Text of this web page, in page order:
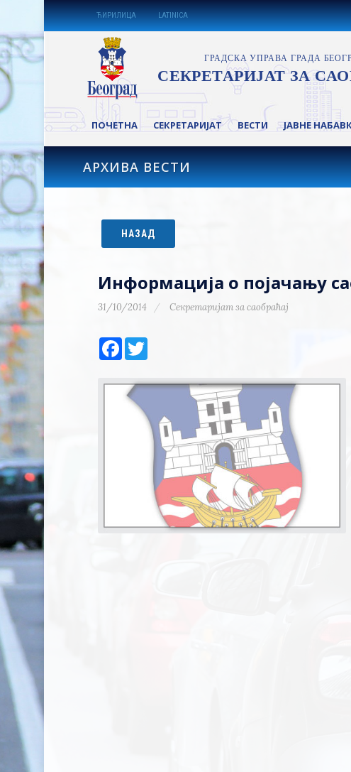
ЋИРИЛИЦА LATINICA
ПОЧЕТНА СЕКРЕТАРИЈАТ ВЕСТИ ЈАВНЕ
АРХИВА ВЕСТИ
НАЗАД
Информација о појачању
31/10/2014 Секретаријат за саобраћај
Facebook